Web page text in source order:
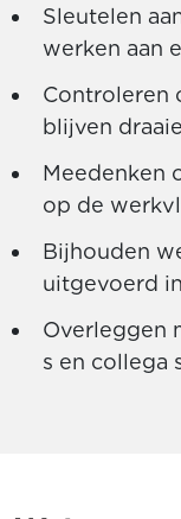
Sleutelen
werken aan
Controleren
blijven
Meedenken
op de
Bijhouden
uitgevoerd
Overleggen
s en collega